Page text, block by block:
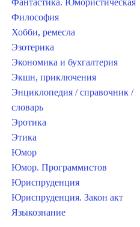
Фантастика. Юмористическая
Философия
Хобби, ремесла
Эзотерика
Экономика и бухгалтерия
Экшн, приключения
Энциклопедия / справочник /
словарь
Эротика
Этика
Юмор
Юмор. Программистов
Юриспруденция
Юриспруденция. Закон акт
Языкознание